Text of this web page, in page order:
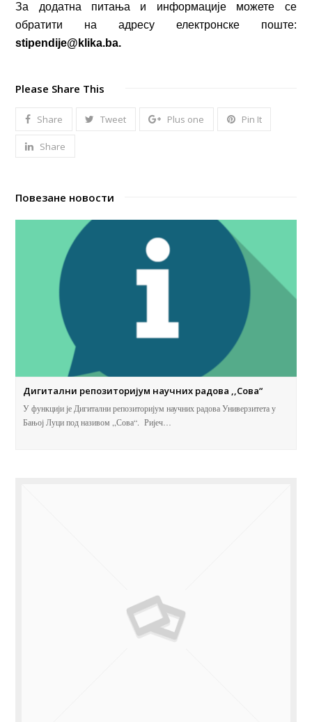
За додатна питања и информације можете се
обратити на адресу електронске поште:
stipendije@klika.ba.
Please Share This
Share Tweet Plus one Pin It
Share
Повезане новости
Дигитални репозиторијум научних радова ,,Сова“
У функцији је Дигитални репозиторијум научних радова Универзитета у
Бањој Луци под називом ,,Сова“. Ријеч…